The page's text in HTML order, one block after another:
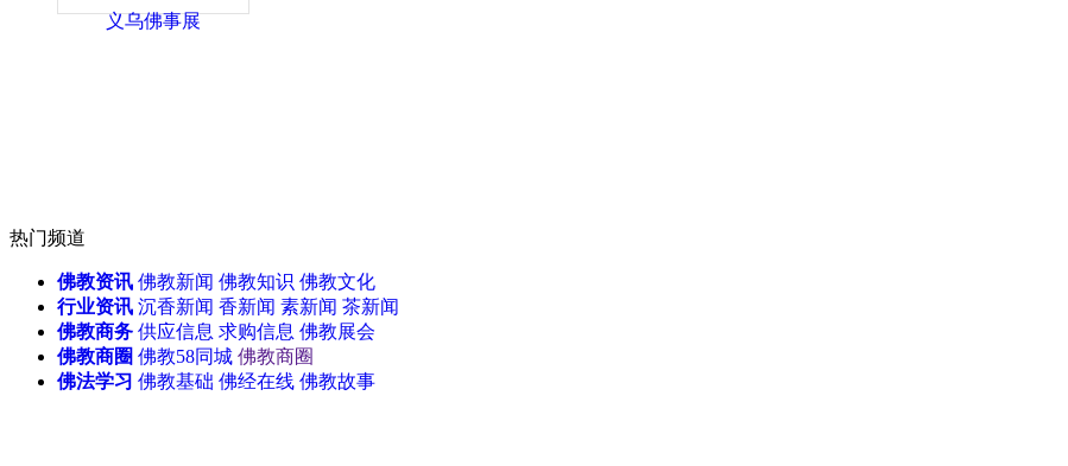
义乌佛事展
天津佛事展 无锡佛博会
热门频道
佛教资讯 佛教新闻 佛教知识 佛教文化
行业资讯 沉香新闻 香新闻 素新闻 茶新闻
佛教商务 供应信息 求购信息 佛教展会
佛教商圈 佛教58同城 佛教商圈
佛法学习 佛教基础 佛经在线 佛教故事